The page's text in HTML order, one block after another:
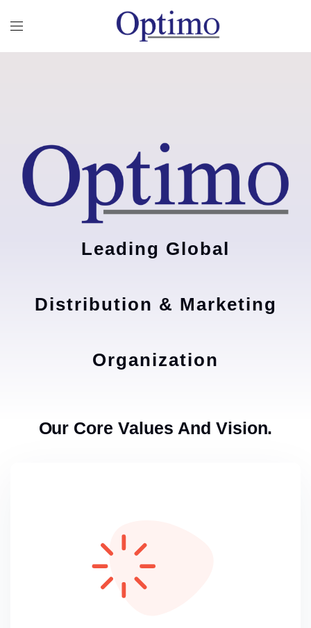
Leading Global
Distribution & Marketing
Organization
Our Core Values And Vision.